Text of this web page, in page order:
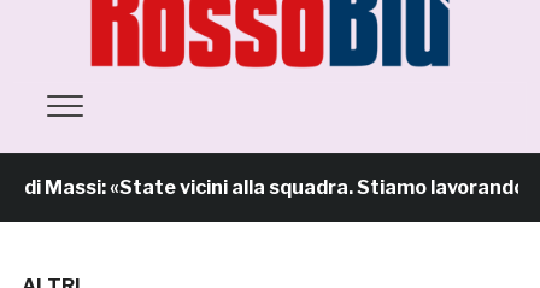
Massi: «State vicini alla squadra. Stiamo lavorando per